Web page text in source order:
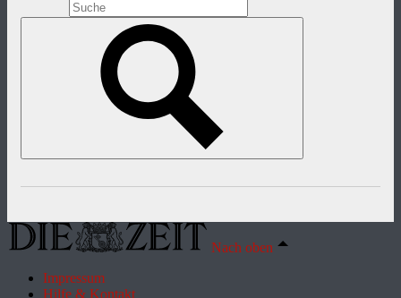
Nach oben
Impressum
Hilfe & Kontakt